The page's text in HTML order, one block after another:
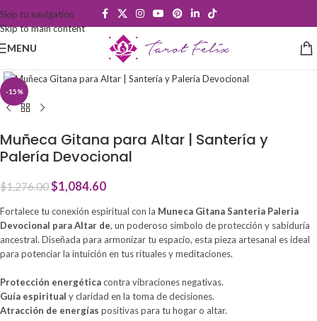
Skip to navigation
Skip to main content
MENU
-15%
Muñeca Gitana para Altar | Santería y
Palería Devocional
$1,276.00$1,084.60
Fortalece tu conexión espiritual con la Muneca Gitana Santeria Paleria
Devocional para Altar de, un poderoso símbolo de protección y sabiduría
ancestral. Diseñada para armonizar tu espacio, esta pieza artesanal es ideal
para potenciar la intuición en tus rituales y meditaciones.
Protección energéticacontra vibraciones negativas.
Guía espiritual y claridad en la toma de decisiones.
Atracción de energías positivas para tu hogar o altar.